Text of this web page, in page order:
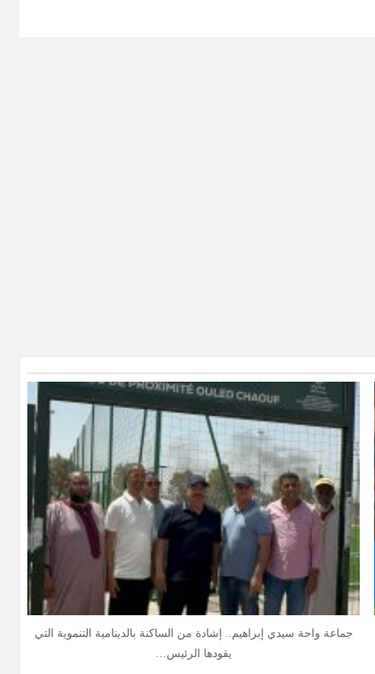
جماعة واحة سيدي إبراهيم.. إشادة من الساكنة بالدينامية التنموية التي
يقودها الرئيس…